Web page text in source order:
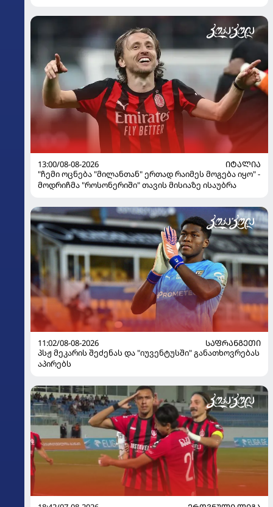
13:00/08-08-2026
ᲘᲢᲐᲚᲘᲐ
"ჩემი ოცნება "მილანთან" ერთად რაიმეს მოგება იყო" -
მოდრიჩმა "როსონერიში" თავის მისიაზე ისაუბრა
11:02/08-08-2026
ᲡᲐᲤᲠᲐᲜᲒᲔᲗᲘ
პსჟ მეკარის შეძენას და "იუვენტუსში" განათხოვრებას
აპირებს